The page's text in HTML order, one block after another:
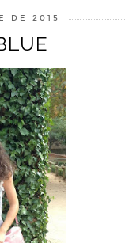
DE 2015